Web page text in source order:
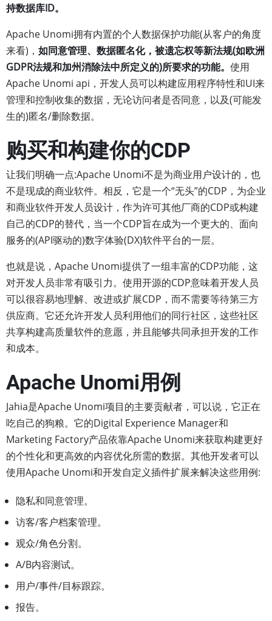
持数据库ID。
Apache Unomi拥有内置的个人数据保护功能(从客户的角度
来看)， 如同意管理、数据匿名化，被遗忘权等新法规(如欧洲
GDPR法规和加州消除法中所定义的)所要求的功能。 使用
Apache Unomi api，开发人员可以构建应用程序特性和UI来
管理和控制收集的数据，无论访问者是否同意，以及(可能发
生的)匿名/删除数据。
购买和构建你的CDP
让我们明确一点:Apache Unomi不是为商业用户设计的，也
不是现成的商业软件。相反，它是一个“无头”的CDP，为企业
和商业软件开发人员设计，作为许可其他厂商的CDP或构建
自己的CDP的替代，当一个CDP旨在成为一个更大的、面向
服务的(API驱动的)数字体验(DX)软件平台的一层。
也就是说，Apache Unomi提供了一组丰富的CDP功能，这
对开发人员非常有吸引力。使用开源的CDP意味着开发人员
可以很容易地理解、改进或扩展CDP，而不需要等待第三方
供应商。它还允许开发人员利用他们的同行社区，这些社区
共享构建高质量软件的意愿，并且能够共同承担开发的工作
和成本。
Apache Unomi用例
Jahia是Apache Unomi项目的主要贡献者，可以说，它正在
吃自己的狗粮。它的Digital Experience Manager和
Marketing Factory产品依靠Apache Unomi来获取构建更好
的个性化和更高效的内容优化所需的数据。其他开发者可以
使用Apache Unomi和开发自定义插件扩展来解决这些用例:
隐私和同意管理。
访客/客户档案管理。
观众/角色分割。
A/B内容测试。
用户/事件/目标跟踪。
报告。